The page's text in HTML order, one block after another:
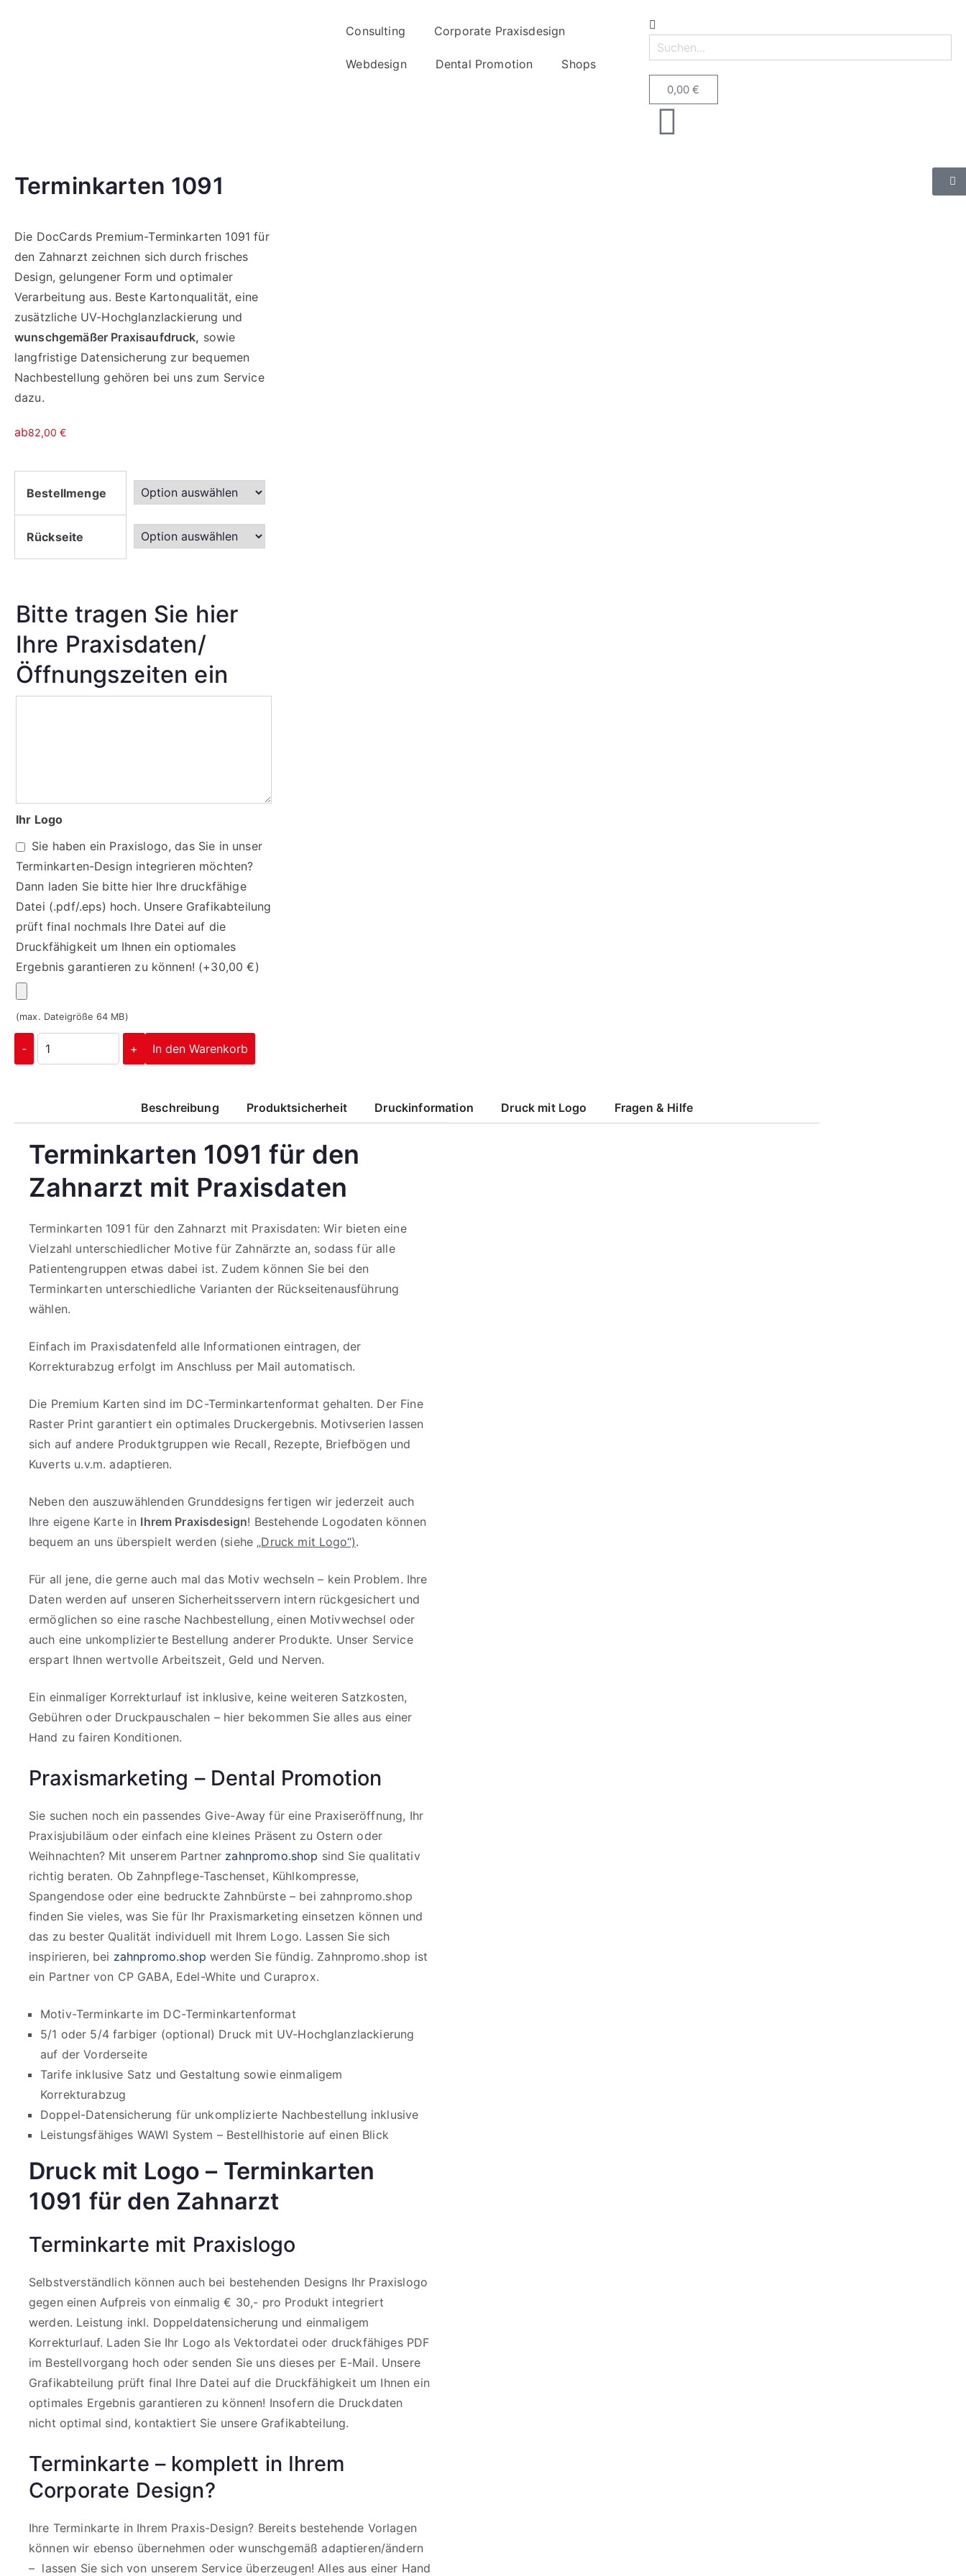
Consulting Corporate Praxisdesign
Webdesign Dental Promotion Shops
0,00€
Terminkarten 1091
Die DocCards Premium-Terminkarten 1091 für
den Zahnarzt zeichnen sich durch frisches
Design, gelungener Form und optimaler
Verarbeitung aus. Beste Kartonqualität, eine
zusätzliche UV-Hochglanzlackierung und
wunschgemäßer Praxisaufdruck, sowie
langfristige Datensicherung zur bequemen
Nachbestellung gehören bei uns zum Service
dazu.
ab82,00€
Bestellmenge
Rückseite
Bitte tragen Sie hier
Ihre Praxisdaten/
Öffnungszeiten ein
Ihr Logo
Sie haben ein Praxislogo, das Sie in unser
Terminkarten-Design integrieren möchten?
Dann laden Sie bitte hier Ihre druckfähige
Datei (.pdf/.eps) hoch. Unsere Grafikabteilung
prüft final nochmals Ihre Datei auf die
Druckfähigkeit um Ihnen ein optiomales
Ergebnis garantieren zu können! (+30,00€)
(max. Dateigröße 64 MB)
- + In den Warenkorb
Beschreibung Produktsicherheit Druckinformation Druck mit Logo Fragen & Hilfe
Terminkarten 1091 für den
Zahnarzt mit Praxisdaten
Terminkarten 1091 für den Zahnarzt mit Praxisdaten: Wir bieten eine
Vielzahl unterschiedlicher Motive für Zahnärzte an, sodass für alle
Patientengruppen etwas dabei ist. Zudem können Sie bei den
Terminkarten unterschiedliche Varianten der Rückseitenausführung
wählen.
Einfach im Praxisdatenfeld alle Informationen eintragen, der
Korrekturabzug erfolgt im Anschluss per Mail automatisch.
Die Premium Karten sind im DC-Terminkartenformat gehalten. Der Fine
Raster Print garantiert ein optimales Druckergebnis. Motivserien lassen
sich auf andere Produktgruppen wie Recall, Rezepte, Briefbögen und
Kuverts u.v.m. adaptieren.
Neben den auszuwählenden Grunddesigns fertigen wir jederzeit auch
Ihre eigene Karte in Ihrem Praxisdesign! Bestehende Logodaten können
bequem an uns überspielt werden (siehe „Druck mit Logo“).
Für all jene, die gerne auch mal das Motiv wechseln – kein Problem. Ihre
Daten werden auf unseren Sicherheitsservern intern rückgesichert und
ermöglichen so eine rasche Nachbestellung, einen Motivwechsel oder
auch eine unkomplizierte Bestellung anderer Produkte. Unser Service
erspart Ihnen wertvolle Arbeitszeit, Geld und Nerven.
Ein einmaliger Korrekturlauf ist inklusive, keine weiteren Satzkosten,
Gebühren oder Druckpauschalen – hier bekommen Sie alles aus einer
Hand zu fairen Konditionen.
Praxismarketing – Dental Promotion
Sie suchen noch ein passendes Give-Away für eine Praxiseröffnung, Ihr
Praxisjubiläum oder einfach eine kleines Präsent zu Ostern oder
Weihnachten? Mit unserem Partner zahnpromo.shop sind Sie qualitativ
richtig beraten. Ob Zahnpflege-Taschenset, Kühlkompresse,
Spangendose oder eine bedruckte Zahnbürste – bei zahnpromo.shop
finden Sie vieles, was Sie für Ihr Praxismarketing einsetzen können und
das zu bester Qualität individuell mit Ihrem Logo. Lassen Sie sich
inspirieren, bei zahnpromo.shop werden Sie fündig. Zahnpromo.shop ist
ein Partner von CP GABA, Edel-White und Curaprox.
Motiv-Terminkarte im DC-Terminkartenformat
5/1 oder 5/4 farbiger (optional) Druck mit UV-Hochglanzlackierung
auf der Vorderseite
Tarife inklusive Satz und Gestaltung sowie einmaligem
Korrekturabzug
Doppel-Datensicherung für unkomplizierte Nachbestellung inklusive
Leistungsfähiges WAWI System – Bestellhistorie auf einen Blick
Druck mit Logo – Terminkarten
1091 für den Zahnarzt
Terminkarte mit Praxislogo
Selbstverständlich können auch bei bestehenden Designs Ihr Praxislogo
gegen einen Aufpreis von einmalig € 30,- pro Produkt integriert
werden. Leistung inkl. Doppeldatensicherung und einmaligem
Korrekturlauf. Laden Sie Ihr Logo als Vektordatei oder druckfähiges PDF
im Bestellvorgang hoch oder senden Sie uns dieses per E-Mail. Unsere
Grafikabteilung prüft final Ihre Datei auf die Druckfähigkeit um Ihnen ein
optimales Ergebnis garantieren zu können! Insofern die Druckdaten
nicht optimal sind, kontaktiert Sie unsere Grafikabteilung.
Terminkarte – komplett in Ihrem
Corporate Design?
Ihre Terminkarte in Ihrem Praxis-Design? Bereits bestehende Vorlagen
können wir ebenso übernehmen oder wunschgemäß adaptieren/ändern
– lassen Sie sich von unserem Service überzeugen! Alles aus einer Hand